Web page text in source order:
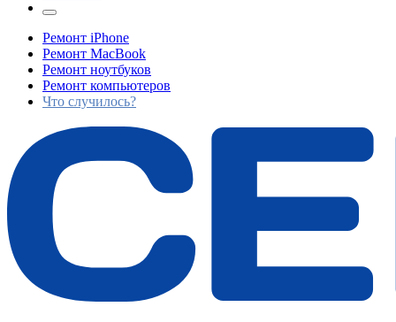
Ремонт iPhone
Ремонт MacBook
Ремонт ноутбуков
Ремонт компьютеров
Что случилось?